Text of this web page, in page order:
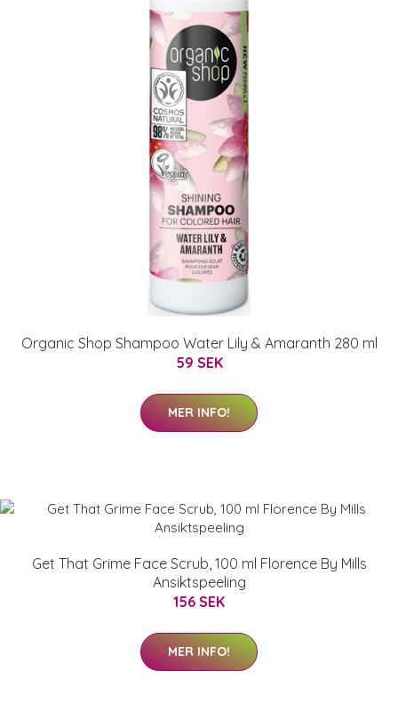
Organic Shop Shampoo Water Lily & Amaranth 280 ml
59 SEK
MER INFO!
Get That Grime Face Scrub, 100 ml Florence By Mills
Ansiktspeeling
156 SEK
MER INFO!